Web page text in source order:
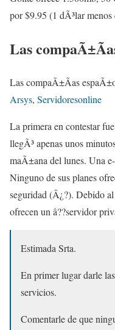
por $9.95 (1 dÃ³lar menos
Las
Las compaÃ±Ã­as
Arsys, Servidoresonline
La primera en contestar
llegÃ³ apenas unos
maÃ±ana del lunes. Una
Ninguno de sus planes
seguridad (Â¿?). Debido
ofrecen un â??servidor
Estimada Srta.
En primer lugar darle
servicios.
Comentarle de que